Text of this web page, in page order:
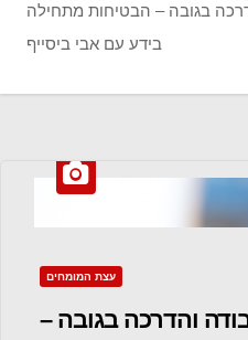
בגובה – הבטיחות מתחילה
בידע עם אבי ביסייף
עצת המומחים
והדרכה בגובה –